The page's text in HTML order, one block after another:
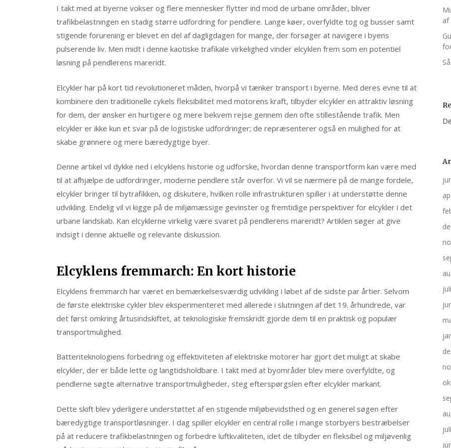
I takt med at byerne vokser og flere mennesker flytter ind mod de urbane områder, bliver
trafikbelastningen en stadig større udfordring for pendlere. Lange køer, overfyldte tog og busser samt
stigende forurening er blevet en del af dagligdagen for mange, der forsøger at navigere i byens
pulserende liv. Men midt i denne kaotiske trafikale virkelighed vinder elcyklen frem som en potentiel
løsning på pendlerens mareridt.
Elcykler har på kort tid revolutioneret måden, hvorpå vi tænker transport i byerne. Med deres evne til at
kombinere den traditionelle cykels fleksibilitet med motorens kraft, tilbyder elcykler en attraktiv løsning
for dem, der ønsker en hurtigere og mere bekvem rejse gennem den ofte stillestående trafik. Men
elcykler er ikke kun et svar på de logistiske udfordringer; de repræsenterer også en mulighed for at
skabe grønnere og mere bæredygtige byer.
Denne artikel vil dykke ned i elcyklens historie og udforske, hvordan denne transportform kan være med
til at afhjælpe de udfordringer, moderne pendlere står overfor. Vi vil se nærmere på de mange fordele,
elcykler bringer til bytrafikken, og diskutere, hvilken rolle infrastrukturen spiller i at understøtte denne
udvikling. Endelig vil vi kigge på de miljømæssige gevinster og fremtidige perspektiver for elcykler i det
urbane landskab. Kan elcyklerne virkelig være svaret på pendlerens mareridt? Artiklen søger at give
indsigt i denne aktuelle og relevante diskussion.
Elcyklens fremmarch: En kort historie
Elcyklens fremmarch har været en bemærkelsesværdig udvikling i løbet af de sidste par årtier. Selvom
de første elektriske cykler blev eksperimenteret med allerede i slutningen af det 19. århundrede, var
det først omkring årtusindskiftet, at teknologiske fremskridt gjorde dem til en praktisk og populær
transportmulighed.
Batteriteknologiens forbedring og effektiviteten af elektriske motorer har gjort det muligt at skabe
elcykler, der er både lette og langtidsholdbare. I takt med at byområder blev mere overfyldte, og
pendlerne søgte alternative transportmuligheder, steg efterspørgslen efter elcykler markant.
Dette skift blev yderligere understøttet af en stigende miljøbevidsthed og en generel søgen efter
bæredygtige transportløsninger. I dag spiller elcykler en central rolle i mange storbyers bestræbelser
på at reducere trafikbelastningen og forbedre luftkvaliteten, idet de tilbyder en fleksibel og miljøvenlig
af